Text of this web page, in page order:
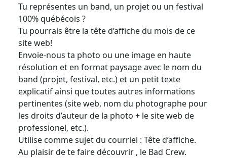
Tu représentes un band, un projet ou un festival
100% québécois ?
Tu pourrais être la tête d’affiche du mois de ce
site web!
Envoie-nous ta photo ou une image en haute
résolution et en format paysage avec le nom du
band (projet, festival, etc.) et un petit texte
explicatif ainsi que toutes autres informations
pertinentes (site web, nom du photographe pour
les droits d’auteur de la photo + le site web de
professionel, etc.).
Utilise comme sujet du courriel : Tête d’affiche.
Au plaisir de te faire découvrir , le Bad Crew.